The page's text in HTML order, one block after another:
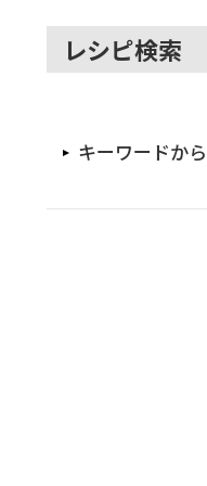
レシピ検索
キーワードか